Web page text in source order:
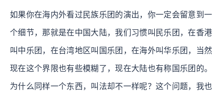
如果你在海内外看过民族乐团的演出，你一定会留意到一
个细节，那就是在中国大陆，我们习惯叫民乐团，在香港
叫中乐团，在台湾地区叫国乐团，在海外叫华乐团，当然
现在这个界限也有些模糊了，现在大陆也有称国乐团的。
为什么同样一个东西，叫法却不一样呢？这个问题，我也